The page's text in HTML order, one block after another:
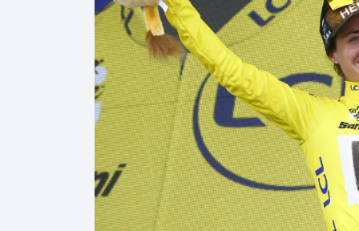
Golf
Gymnastika